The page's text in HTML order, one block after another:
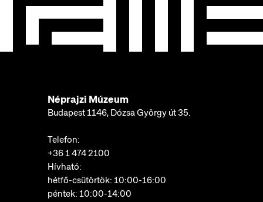
Néprajzi Múzeum
Budapest 1146, Dózsa György út 35.
Telefon:
+36 1 474 2100
Hívható:
hétfő-csütörtök: 10:00-16:00
péntek: 10:00-14:00